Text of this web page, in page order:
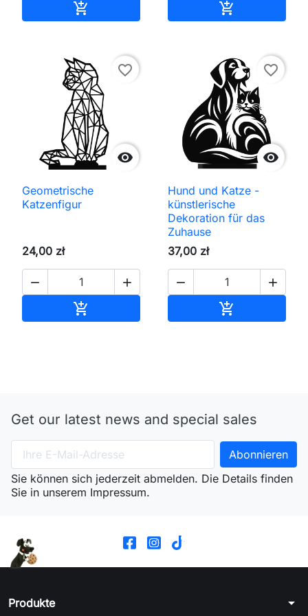
 

favorite_border
Geometrische
Katzenfigur
24,00 zł
 


favorite_border
Hund und Katze -
künstlerische
Dekoration für das
Zuhause
37,00 zł
 

Get our latest news and special sales
Sie können sich jederzeit abmelden. Die Details finden
Sie in unserem Impressum.
Produkte arrow_drop_down